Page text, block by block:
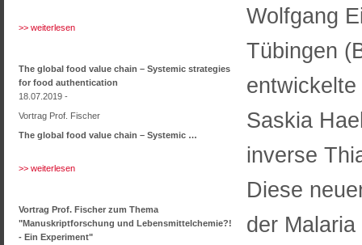
>> weiterlesen
The global food value chain – Systemic strategies
for food authentication
18.07.2019 -
Vortrag Prof. Fischer
The global food value chain – Systemic …
>> weiterlesen
Vortrag Prof. Fischer zum Thema
"Manuskriptforschung und Lebensmittelchemie?!
- Ein Experiment"
Wolfgang
Tübingen
Saskia
inverse
Diese
der